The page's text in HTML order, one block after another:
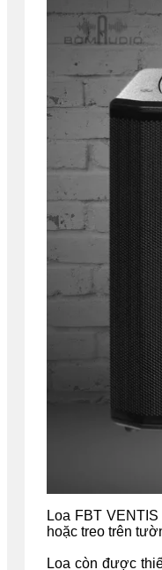
Loa FBT
hoặc treo trên
Loa còn được